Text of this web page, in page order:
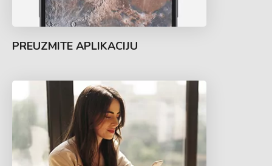
PREUZMITE APLIKACIJU